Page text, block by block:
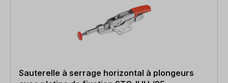
Sauterelle à serrage horizontal à plongeurs